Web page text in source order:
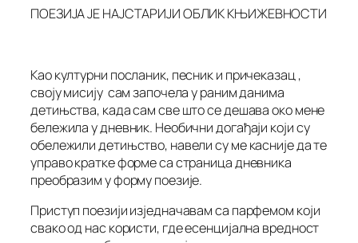
ПОЕЗИЈА ЈЕ НАЈСТАРИЈИ ОБЛИК КЊИЖЕВНОСТИ
Као културни посланик, песник и причеказац ,
своју мисију сам започела у раним данима
детињства, када сам све што се дешава око мене
бележила у дневник. Необични догађаји који су
обележили детињство, навели су ме касније да те
управо кратке форме са страница дневника
преобразим у форму поезије.
Приступ поезији изједначавам са парфемом који
свако од нас користи, где есенцијална вредност